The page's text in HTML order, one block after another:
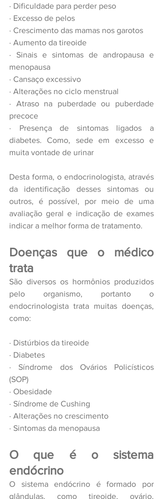
· Dificuldade para perder peso
· Excesso de pelos
· Crescimento das mamas nos garotos
· Aumento da tireoide
· Sinais e sintomas de andropausa e
menopausa
· Cansaço excessivo
· Alterações no ciclo menstrual
· Atraso na puberdade ou puberdade
precoce
· Presença de sintomas ligados a
diabetes. Como, sede em excesso e
muita vontade de urinar
Desta forma, o endocrinologista, através
da identificação desses sintomas ou
outros, é possível, por meio de uma
avaliação geral e indicação de exames
indicar a melhor forma de tratamento.
Doenças que o médico
trata
São diversos os hormônios produzidos
pelo organismo, portanto o
endocrinologista trata muitas doenças,
como:
· Distúrbios da tireoide
· Diabetes
· Síndrome dos Ovários Policísticos
(SOP)
· Obesidade
· Síndrome de Cushing
· Alterações no crescimento
· Sintomas da menopausa
O que é o sistema
endócrino
O sistema endócrino é formado por
glândulas, como tireoide, ovário,